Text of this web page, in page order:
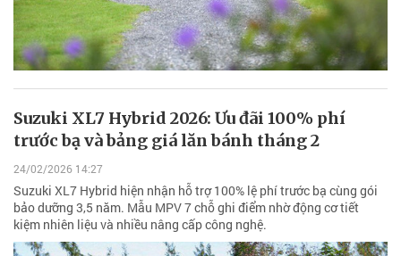
Suzuki XL7 Hybrid 2026: Ưu đãi 100% phí
trước bạ và bảng giá lăn bánh tháng 2
24/02/2026 14:27
Suzuki XL7 Hybrid hiện nhận hỗ trợ 100% lệ phí trước bạ cùng gói
bảo dưỡng 3,5 năm. Mẫu MPV 7 chỗ ghi điểm nhờ động cơ tiết
kiệm nhiên liệu và nhiều nâng cấp công nghệ.